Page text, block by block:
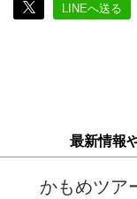
LINEへ送る
最新情報
かもめツ